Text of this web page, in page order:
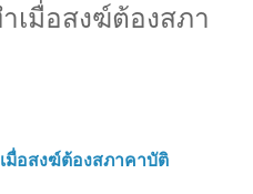
เมื่อสงฆ์ต้องสภา
มื่อสงฆ์ต้องสภาคาบัติ